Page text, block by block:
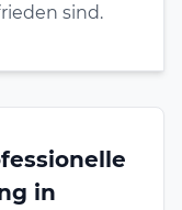
sind.
in